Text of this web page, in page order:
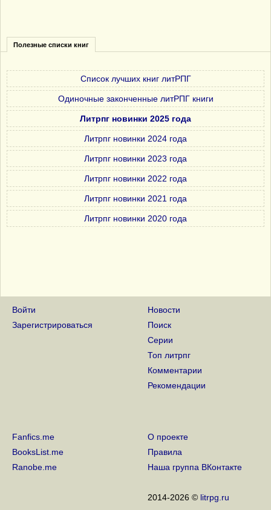
Полезные списки книг
Список лучших книг литРПГ
Одиночные законченные литРПГ книги
Литрпг новинки 2025 года
Литрпг новинки 2024 года
Литрпг новинки 2023 года
Литрпг новинки 2022 года
Литрпг новинки 2021 года
Литрпг новинки 2020 года
Войти
Зарегистрироваться
Новости
Поиск
Серии
Топ литрпг
Комментарии
Рекомендации
Fanfics.me
BooksList.me
Ranobe.me
О проекте
Правила
Наша группа ВКонтакте
2014-2026 © litrpg.ru